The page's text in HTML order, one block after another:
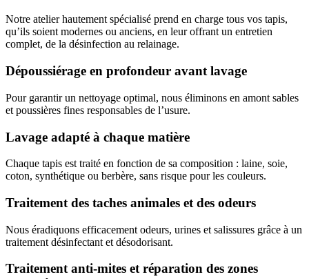
Notre atelier hautement spécialisé prend en charge tous vos tapis,
qu’ils soient modernes ou anciens, en leur offrant un entretien
complet, de la désinfection au relainage.
Dépoussiérage en profondeur avant lavage
Pour garantir un nettoyage optimal, nous éliminons en amont sables
et poussières fines responsables de l’usure.
Lavage adapté à chaque matière
Chaque tapis est traité en fonction de sa composition : laine, soie,
coton, synthétique ou berbère, sans risque pour les couleurs.
Traitement des taches animales et des odeurs
Nous éradiquons efficacement odeurs, urines et salissures grâce à un
traitement désinfectant et désodorisant.
Traitement anti-mites et réparation des zones